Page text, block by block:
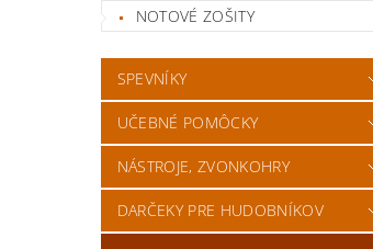
NOTOVÉ ZOŠITY
SPEVNÍKY
UČEBNÉ POMÔCKY
NÁSTROJE, ZVONKOHRY
DARČEKY PRE HUDOBNÍKOV